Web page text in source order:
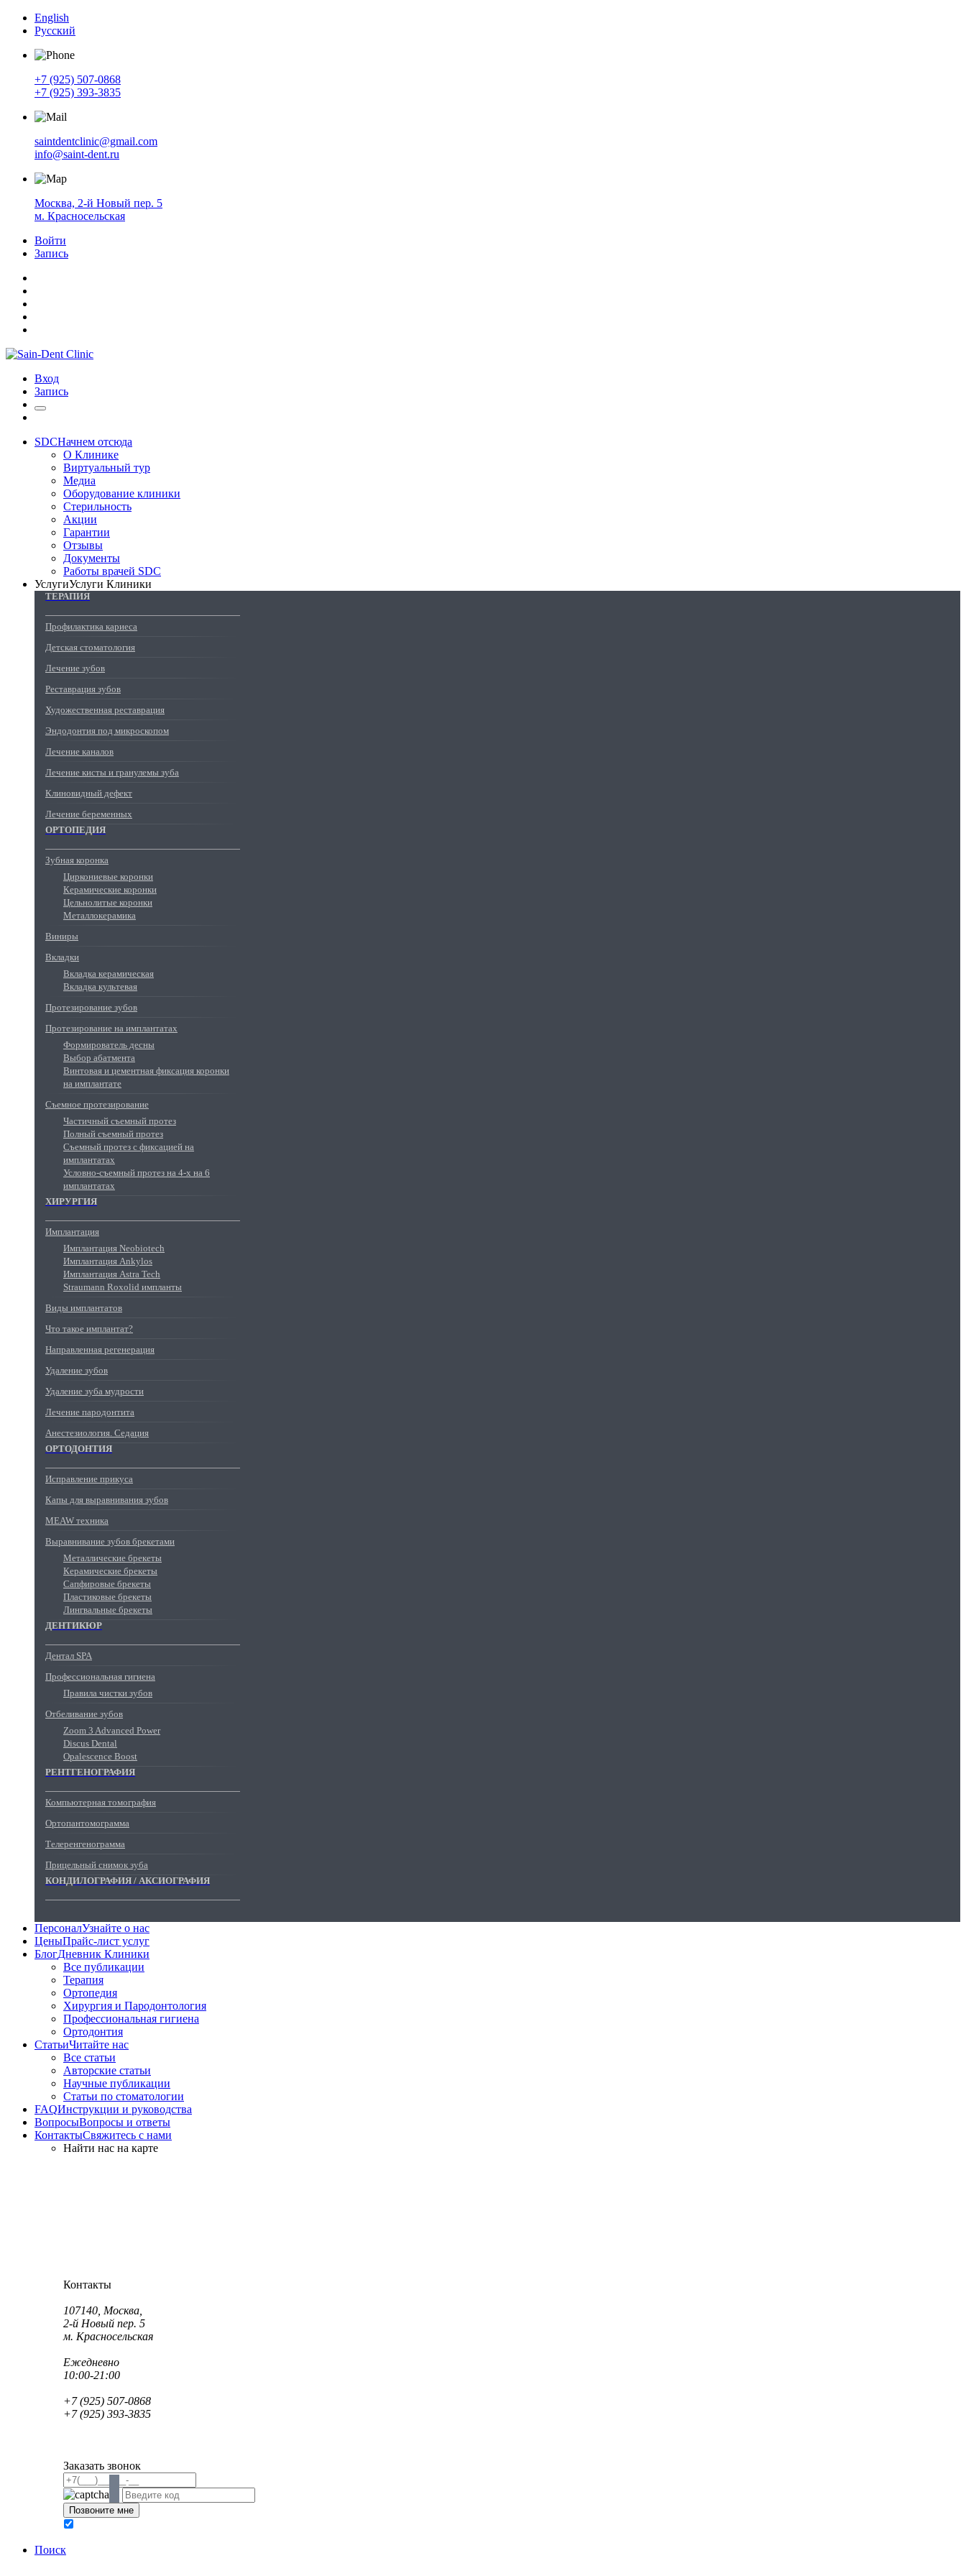
English
Русский
+7 (925) 507-0868
+7 (925) 393-3835
saintdentclinic@gmail.com
info@saint-dent.ru
Москва, 2-й Новый пер. 5
м. Красносельская
Войти
Запись
Вход
Запись
SDCНачнем отсюда
О Клинике
Виртуальный тур
Медиа
Оборудование клиники
Стерильность
Акции
Гарантии
Отзывы
Документы
Работы врачей SDC
УслугиУслуги Клиники
ТЕРАПИЯ
Профилактика кариеса
Детская стоматология
Лечение зубов
Реставрация зубов
Художественная реставрация
Эндодонтия под микроскопом
Лечение каналов
Лечение кисты и гранулемы зуба
Клиновидный дефект
Лечение беременных
ОРТОПЕДИЯ
Зубная коронка
Циркониевые коронки
Керамические коронки
Цельнолитые коронки
Металлокерамика
Виниры
Вкладки
Вкладка керамическая
Вкладка культевая
Протезирование зубов
Протезирование на имплантатах
Формирователь десны
Выбор абатмента
Винтовая и цементная фиксация коронки
на имплантате
Съемное протезирование
Частичный съемный протез
Полный съемный протез
Съемный протез с фиксацией на
имплантатах
Условно-съемный протез на 4-х на 6
имплантатах
ХИРУРГИЯ
Имплантация
Имплантация Neobiotech
Имплантация Ankylos
Имплантация Astra Tech
Straumann Roxolid импланты
Виды имплантатов
Что такое имплантат?
Направленная регенерация
Удаление зубов
Удаление зуба мудрости
Лечение пародонтита
Анестезиология. Седация
ОРТОДОНТИЯ
Исправление прикуса
Капы для выравнивания зубов
MEAW техника
Выравнивание зубов брекетами
Металлические брекеты
Керамические брекеты
Сапфировые брекеты
Пластиковые брекеты
Лингвальные брекеты
ДЕНТИКЮР
Дентал SPA
Профессиональная гигиена
Правила чистки зубов
Отбеливание зубов
Zoom 3 Advanced Power
Discus Dental
Opalescence Boost
РЕНТГЕНОГРАФИЯ
Компьютерная томография
Ортопантомограмма
Телеренгенограмма
Прицельный снимок зуба
КОНДИЛОГРАФИЯ / АКСИОГРАФИЯ
ПерсоналУзнайте о нас
ЦеныПрайс-лист услуг
БлогДневник Клиники
Все публикации
Терапия
Ортопедия
Хирургия и Пародонтология
Профессиональная гигиена
Ортодонтия
СтатьиЧитайте нас
Все статьи
Авторские статьи
Научные публикации
Статьи по стоматологии
FAQИнструкции и руководства
ВопросыВопросы и ответы
КонтактыСвяжитесь с нами
Найти нас на карте
Контакты
107140, Москва,
2-й Новый пер. 5
м. Красносельская
Ежедневно
10:00-21:00
+7 (925) 507-0868
+7 (925) 393-3835
Заказать звонок
Поиск